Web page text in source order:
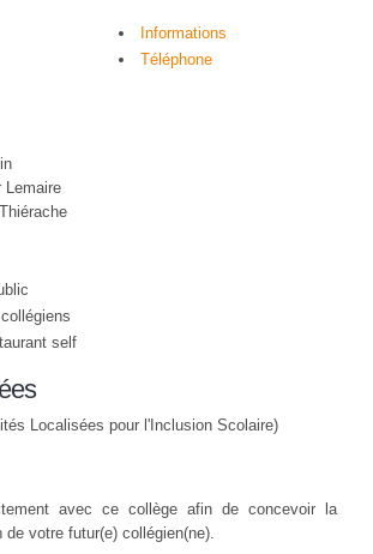
Informations
Téléphone
Lemaire
self
Localisées pour l'Inclusion Scolaire)
avec ce collège afin de concevoir la
de votre futur(e) collégien(ne).